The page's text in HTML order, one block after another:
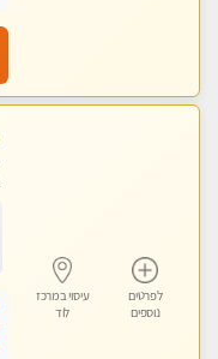
לפרטים
נוספים
עיסוי במרכז
לוד